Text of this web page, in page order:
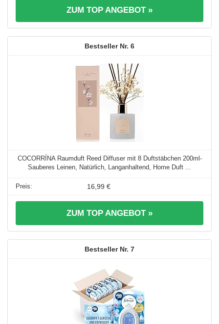
ZUM TOP ANGEBOT »
6
COCORRÍNA Raumduft Reed Diffuser mit 8 Duftstäbchen 200ml-
Sauberes Leinen, Natürlich, Langanhaltend, Home Duft ...
16,99 €
ZUM TOP ANGEBOT »
7